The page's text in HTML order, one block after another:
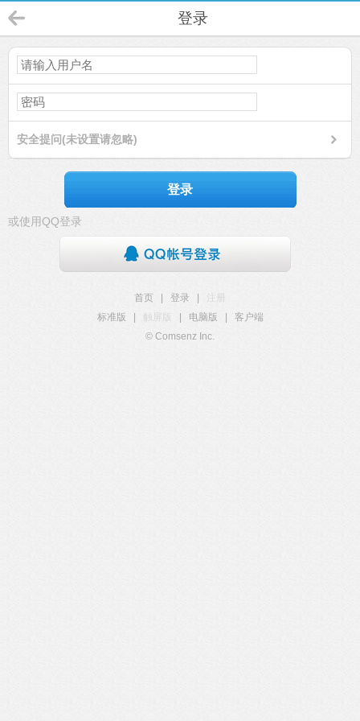
登录
安全提问(未设置请忽略)
登录
或使用QQ登录
首页 登录
注册
标准版
触屏版 电脑版
客户端
© Comsenz Inc.